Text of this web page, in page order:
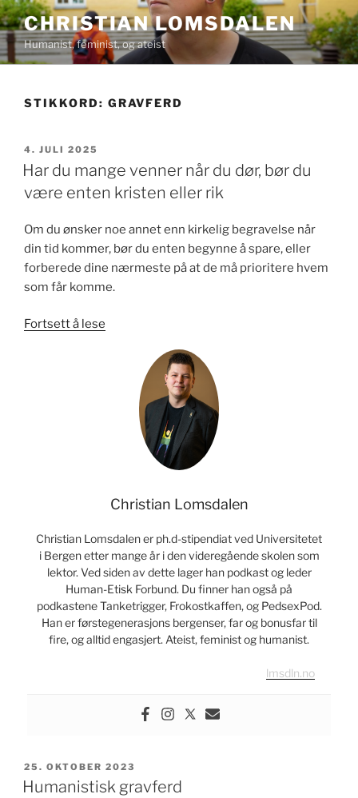
Gå
til
innhold
CHRISTIAN LOMSDALEN
Humanist, feminist, og ateist
STIKKORD: GRAVFERD
PUBLISERT
4. JULI 2025
Har du mange venner når du dør, bør du
være enten kristen eller rik
Om du ønsker noe annet enn kirkelig begravelse når
din tid kommer, bør du enten begynne å spare, eller
forberede dine nærmeste på at de må prioritere hvem
som får komme.
Fortsett å lese
venner
være
enten
kristen
eller
rik»
Christian Lomsdalen
Christian Lomsdalen er ph.d-stipendiat ved Universitetet
i Bergen etter mange år i den videregående skolen som
lektor. Ved siden av dette lager han podkast og leder
Human-Etisk Forbund. Du finner han også på
podkastene Tanketrigger, Frokostkaffen, og PedsexPod.
Han er førstegenerasjons bergenser, far og bonusfar til
fire, og alltid engasjert. Ateist, feminist og humanist.
lmsdln.no
PUBLISERT
25. OKTOBER 2023
Humanistisk gravferd